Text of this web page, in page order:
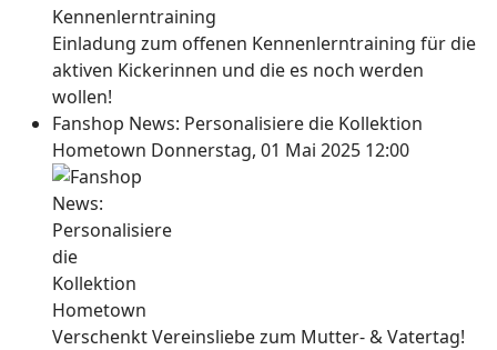
Einladung zum offenen Kennenlerntraining für die
aktiven Kickerinnen und die es noch werden
wollen!
Fanshop News: Personalisiere die Kollektion
Hometown Donnerstag, 01 Mai 2025 12:00
Verschenkt Vereinsliebe zum Mutter- & Vatertag!